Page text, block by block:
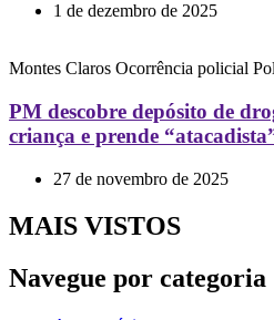
1 de dezembro de 2025
Montes Claros Ocorrência policial
PM descobre depósito de
criança e prende
27 de novembro de 2025
MAIS VISTOS
Navegue por categoria